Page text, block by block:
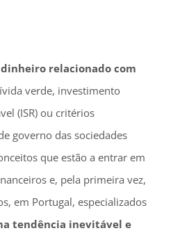
relacionado com
verde, investimento
(ISR) ou critérios
governo das sociedades
que estão a entrar em
e, pela primeira vez,
em Portugal, especializados
tendência inevitável e